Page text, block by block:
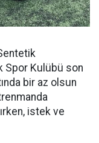
Spor Kulübü son
bir az olsun
istek ve